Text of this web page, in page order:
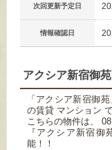
次回更新予定日
情報確認日
アクシア新宿御苑
「アクシア新宿御
の賃貸 マンション で
こちらの物件は、
『アクシア新宿
能！！